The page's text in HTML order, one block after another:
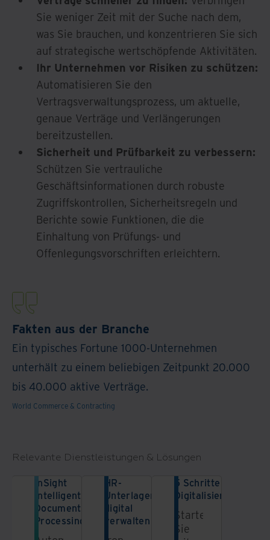
Sie weniger Zeit mit der Suche nach dem,
was Sie brauchen, und konzentrieren Sie sich
auf strategische wertschöpfende Aktivitäten.
Ihr Unternehmen vor Risiken zu schützen:
Automatisieren Sie den
Vertragsverwaltungsprozess, um aktuelle,
genaue Verträge und Verlängerungen
bereitzustellen.
Sicherheit und Prüfbarkeit zu verbessern:
Schützen Sie vertrauliche
Geschäftsinformationen durch robuste
Zugriffskontrollen, Sicherheitsregeln und
Berichte sowie Funktionen, die die
Einhaltung von Prüfungs- und
Offenlegungsvorschriften erleichtern.
Fakten aus der Branche
Ein typisches Fortune 1000-Unternehmen
unterhält zu einem beliebigen Zeitpunkt 20.000
bis 40.000 aktive Verträge.
World Commerce & Contracting
Relevante Dienstleistungen & Lösungen
InSight
Intelligent
Document
Processing
HR-
Unterlagen
digital
verwalten
5 Schritte zur
Digitalisierung
Starten
Sie